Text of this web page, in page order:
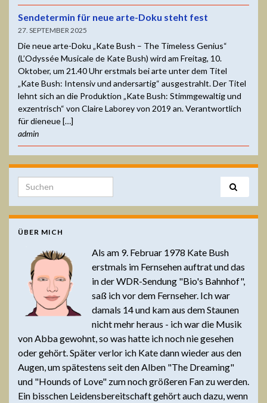
Sendetermin für neue arte-Doku steht fest
27. SEPTEMBER 2025
Die neue arte-Doku „Kate Bush – The Timeless Genius“
(L’Odyssée Musicale de Kate Bush) wird am Freitag, 10.
Oktober, um 21.40 Uhr erstmals bei arte unter dem Titel
„Kate Bush: Intensiv und andersartig“ ausgestrahlt. Der Titel
lehnt sich an die Produktion „Kate Bush: Stimmgewaltig und
exzentrisch“ von Claire Laborey von 2019 an. Verantwortlich
für dieneue […]
admin
Search for:
ÜBER MICH
Als am 9. Februar 1978 Kate Bush
erstmals im Fernsehen auftrat und das
in der WDR-Sendung "Bio's Bahnhof",
saß ich vor dem Fernseher. Ich war
damals 14 und kam aus dem Staunen
nicht mehr heraus - ich war die Musik
von Abba gewohnt, so was hatte ich noch nie gesehen
oder gehört. Später verlor ich Kate dann wieder aus den
Augen, um spätestens seit den Alben "The Dreaming"
und "Hounds of Love" zum noch größeren Fan zu werden.
Ein bisschen Leidensbereitschaft gehört auch dazu, wenn